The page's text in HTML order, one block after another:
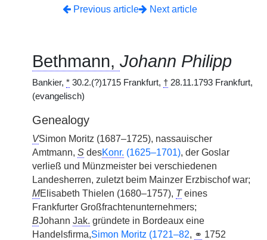
Previous article
Next article
Bethmann, Johann Philipp
Bankier, * 30.2.(?)1715 Frankfurt, † 28.11.1793 Frankfurt,
(evangelisch)
Genealogy
VSimon Moritz (1687–1725), nassauischer
Amtmann, S desKonr. (1625–1701), der Goslar
verließ und Münzmeister bei verschiedenen
Landesherren, zuletzt beim Mainzer Erzbischof war;
MElisabeth Thielen (1680–1757), Teines
Frankfurter Großfrachtenunternehmers;
BJohann Jak. gründete in Bordeaux eine
Handelsfirma,Simon Moritz (1721–82, ⚭ 1752